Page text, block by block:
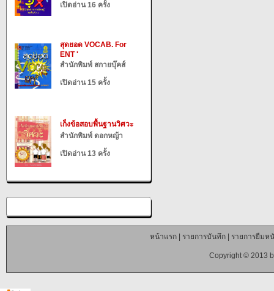
เปิดอ่าน 16 ครั้ง
สุดยอด VOCAB. For
ENT '
สำนักพิมพ์ สกายบุ๊คส์
เปิดอ่าน 15 ครั้ง
เก็งข้อสอบพื้นฐานวิศวะ
สำนักพิมพ์ ดอกหญ้า
เปิดอ่าน 13 ครั้ง
หน้าแรก| รายการบันทึก| รายการยืมห
Copyright © 2013